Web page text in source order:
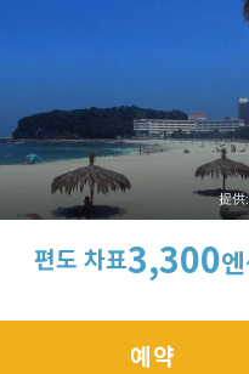
편도 차표3,300
예약